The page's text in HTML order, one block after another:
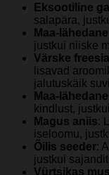
Eksootiline
salapära,
Maa-
justkui niiske
Värske
lisavad
jalutuskäik
Maa-
kindlust,
Magus aniis:
iseloomu,
Õilis seeder:
justkui
Vürtsikas